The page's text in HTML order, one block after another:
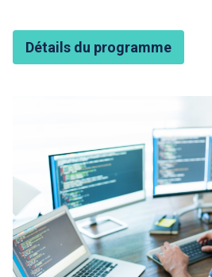
Détails du programme